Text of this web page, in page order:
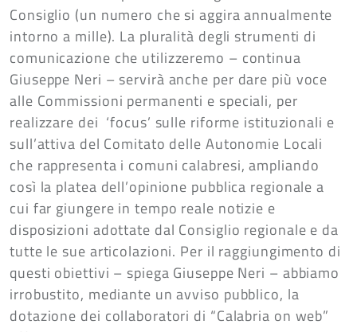
Consiglio (un numero che si aggira annualmente
intorno a mille). La pluralità degli strumenti di
comunicazione che utilizzeremo – continua
Giuseppe Neri – servirà anche per dare più voce
alle Commissioni permanenti e speciali, per
realizzare dei ‘focus’ sulle riforme istituzionali e
sull’attiva del Comitato delle Autonomie Locali
che rappresenta i comuni calabresi, ampliando
così la platea dell’opinione pubblica regionale a
cui far giungere in tempo reale notizie e
disposizioni adottate dal Consiglio regionale e da
tutte le sue articolazioni. Per il raggiungimento di
questi obiettivi – spiega Giuseppe Neri – abbiamo
irrobustito, mediante un avviso pubblico, la
dotazione dei collaboratori di “Calabria on web”